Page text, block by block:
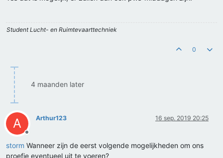
Student Lucht- en Ruimtevaarttechniek
0
4 maanden later
A
Offline
Arthur123 16 sep. 2019 20:25
storm Wanneer zijn de eerst volgende mogelijkheden om ons
proefje eventueel uit te voeren?